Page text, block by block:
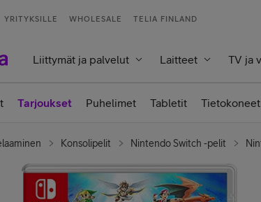
YRITYKSILLE WHOLESALE TELIA FINLAND
Liittymät ja palvelut Laitteet TV ja
Tarjoukset Puhelimet Tabletit Tietokoneet
Konsolipelit Nintendo Switch -pelit